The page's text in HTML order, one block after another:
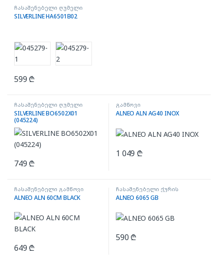
ჩასაშენებელი ღუმელი
SILVERLINE HA6501B02
599 ₾
ჩასაშენებელი ღუმელი
SILVERLINE BO6502X01
(045224)
749 ₾
გამწოვი
ALNEO ALN AG40 INOX
1 049 ₾
ჩასაშენებელი გამწოვი
ALNEO ALN 60CM BLACK
649 ₾
ჩასაშენებელი ქურის
ზედაპირი
ALNEO 6065 GB
590 ₾